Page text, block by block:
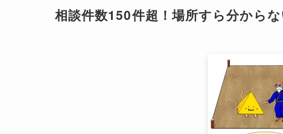
相談件数150件超！場所すら分から